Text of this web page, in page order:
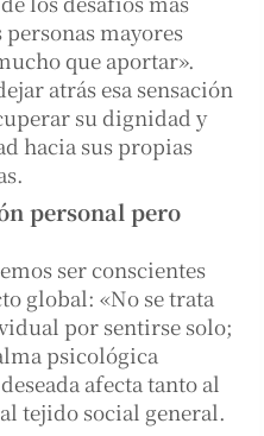
mayores
que aportar».
atrás esa sensación
su dignidad y
hacia sus propias
personal pero
ser conscientes
global: «No se trata
por sentirse solo;
psicológica
afecta tanto al
tejido social general.